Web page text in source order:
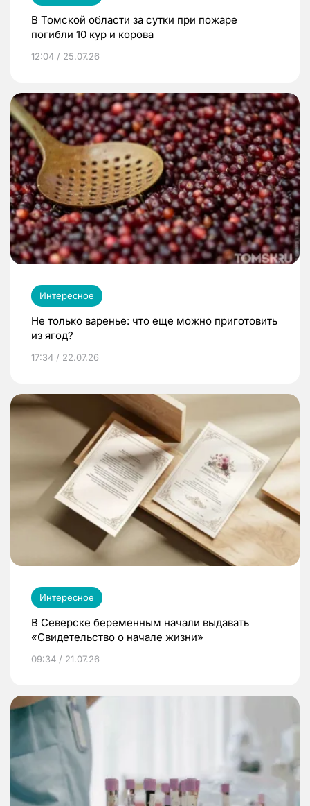
В Томской области за сутки при пожаре
погибли 10 кур и корова
12:04 / 25.07.26
Интересное
Не только варенье: что еще можно приготовить
из ягод?
17:34 / 22.07.26
Интересное
В Северске беременным начали выдавать
«Свидетельство о начале жизни»
09:34 / 21.07.26